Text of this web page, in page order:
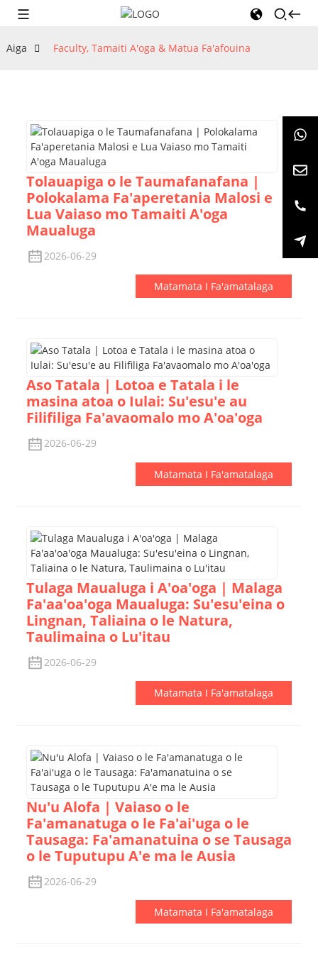
Aiga Faculty, Tamaiti A'oga & Matua Fa'afouina
Tolauapiga o le Taumafanafana |
Polokalama Fa'aperetania Malosi e
Lua Vaiaso mo Tamaiti A'oga
Maualuga
2026-06-29
Matamata I Fa'amatalaga
Aso Tatala | Lotoa e Tatala i le
masina atoa o Iulai: Su'esu'e au
Filifiliga Fa'avaomalo mo A'oa'oga
2026-06-29
Matamata I Fa'amatalaga
Tulaga Maualuga i A'oa'oga | Malaga
Fa'aa'oa'oga Maualuga: Su'esu'eina o
Lingnan, Taliaina o le Natura,
Taulimaina o Lu'itau
2026-06-29
Matamata I Fa'amatalaga
Nu'u Alofa | Vaiaso o le
Fa'amanatuga o le Fa'ai'uga o le
Tausaga: Fa'amanatuina o se Tausaga
o le Tuputupu A'e ma le Ausia
2026-06-29
Matamata I Fa'amatalaga